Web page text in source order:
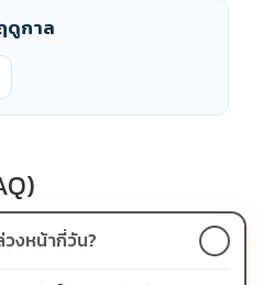
ดูกาล
งหน้ากี่วัน?